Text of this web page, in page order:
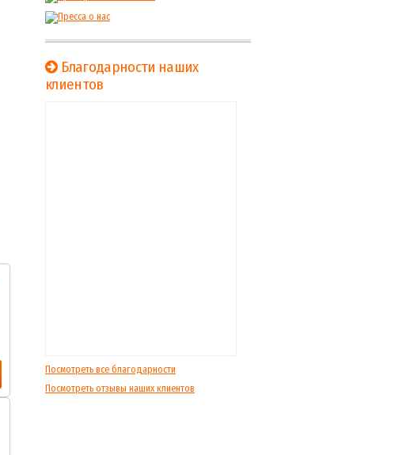
Благодарности наших
клиентов
Посмотреть все благодарности
Посмотреть отзывы наших клиентов